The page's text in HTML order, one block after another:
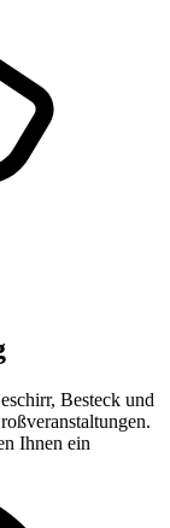
Besteck und
Ihnen ein